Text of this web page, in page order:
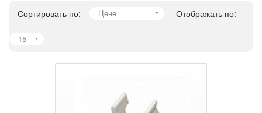
Сортировать по: Цене Отображать по:
15